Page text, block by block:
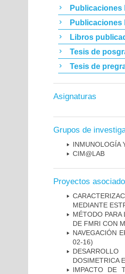
Publicaciones
Publicaciones
Libros
Tesis de
Tesis de
Asignaturas
Grupos de
INMUNOLOGÍA
CIM@LAB
Proyectos
MEDIANTE
MÉTODO PARA
DE FMRI CON
NAVEGACIÓN
02-16)
DOSIMETRICA
IMPACTO DE